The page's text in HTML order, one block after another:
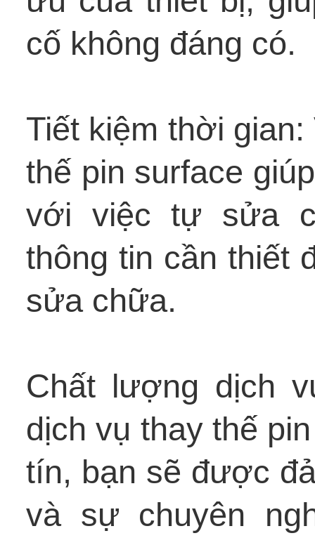
cố không đáng có.
Tiết kiệm thời
thế pin surface
với việc tự sửa
thông tin cần thiết
sửa chữa.
Chất lượng dịch
dịch vụ thay thế
tín, bạn sẽ được
và sự chuyên